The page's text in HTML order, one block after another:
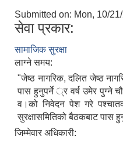
Submitted on: Mon, 10/
सेवा प्रकार:
सामाजिक सुरक्षा
लाग्ने समय:
"जेष्ठ नागरिक, दलित जेष्ठ
पास हुनुपर्ने ्र वर्ष उमेर पुग्ने
व।को निवेदन पेश गरे
सुरक्षासमितिको बैठकबाट पास
जिम्मेवार अधिकारी: